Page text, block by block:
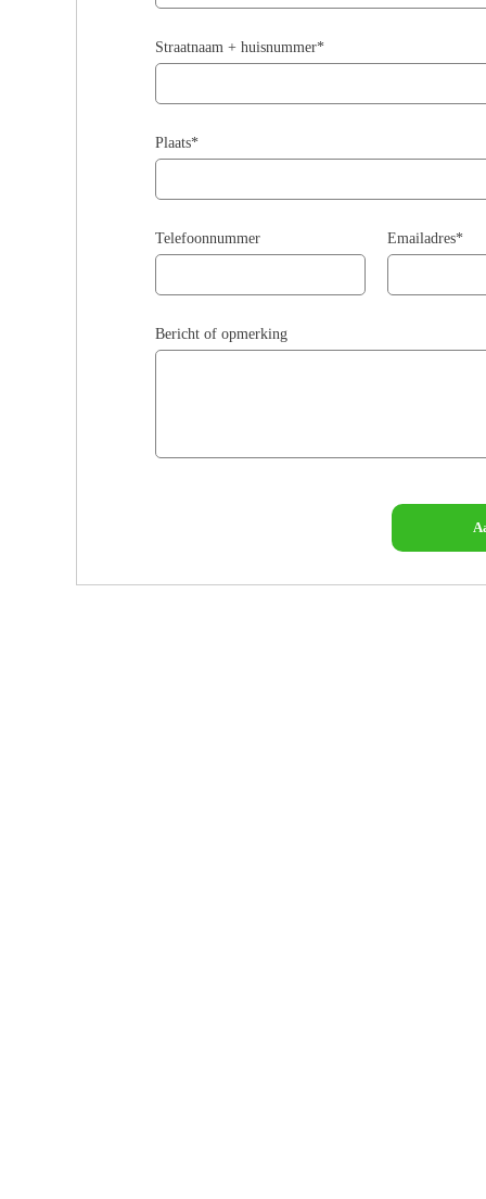
Straatnaam + huisnummer*
Plaats*
Telefoonnummer Emailadres*
Bericht of opmerking